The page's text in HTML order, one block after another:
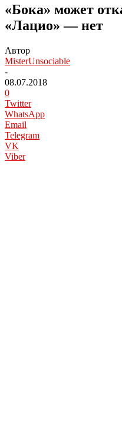
«Бока» может
«Лацио» — нет
Автор
MisterUnsociable
-
08.07.2018
0
Twitter
WhatsApp
Email
Telegram
VK
Viber